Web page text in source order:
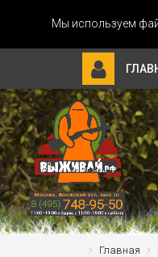
Мы используем
Главная